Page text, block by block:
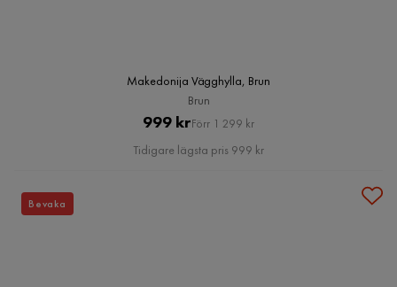
Makedonija Vägghylla, Brun
Brun
Pris
999 kr Original
Pris
Förr 1 299 kr
Tidigare lägsta pris 999 kr
Bevaka